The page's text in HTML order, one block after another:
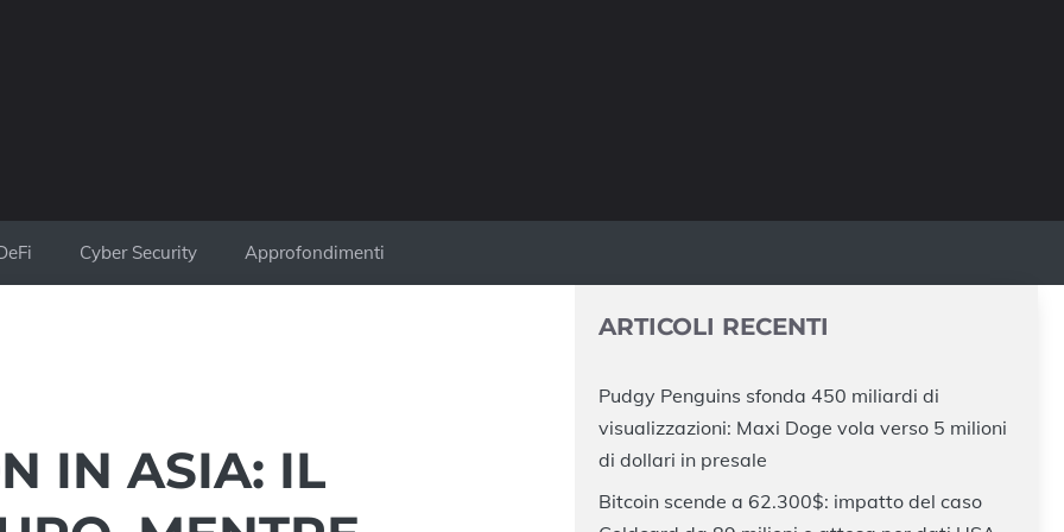
Cyber Security Approfondimenti
IN ASIA: IL
ARTICOLI RECENTI
Pudgy Penguins sfonda 450 miliardi di
visualizzazioni: Maxi Doge vola verso 5 milioni
di dollari in presale
Bitcoin scende a 62.300$: impatto del caso